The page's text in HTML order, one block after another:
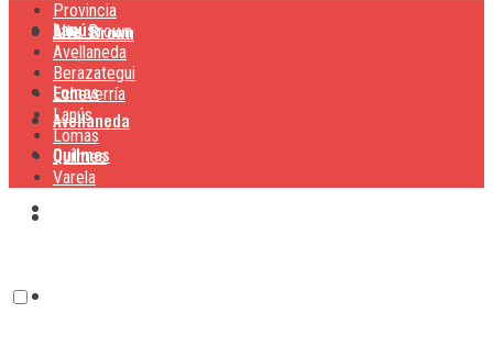
Lanús
Lomas
Quilmes
Alte. Brown
Avellaneda
Provincia
Alte. Brown
Avellaneda
Berazategui
Echeverría
Lanús
Lomas
Quilmes
Varela